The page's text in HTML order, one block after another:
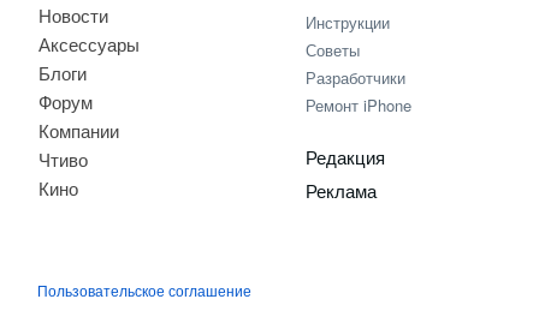
Новости
Аксессуары
Блоги
Форум
Компании
Чтиво
Кино
Инструкции
Советы
Разработчики
Ремонт iPhone
Редакция
Реклама
Пользовательское соглашение